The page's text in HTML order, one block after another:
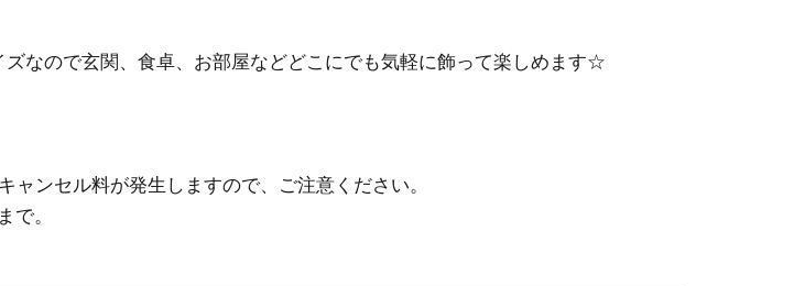
なので玄関、食卓、お部屋などどこにでも気軽に飾って楽しめます☆
ンセル料が発生しますので、ご注意ください。
。